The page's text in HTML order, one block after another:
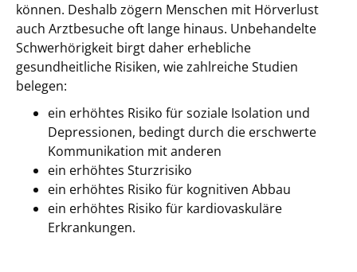
können. Deshalb zögern Menschen mit Hörverlust
auch Arztbesuche oft lange hinaus. Unbehandelte
Schwerhörigkeit birgt daher erhebliche
gesundheitliche Risiken, wie zahlreiche Studien
belegen:
ein erhöhtes Risiko für soziale Isolation und
Depressionen, bedingt durch die erschwerte
Kommunikation mit anderen
ein erhöhtes Sturzrisiko
ein erhöhtes Risiko für kognitiven Abbau
ein erhöhtes Risiko für kardiovaskuläre
Erkrankungen.